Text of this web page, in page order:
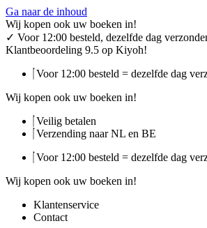
Ga naar de inhoud
Wij kopen ook uw boeken in!
✓ Voor 12:00 besteld, dezelfde dag
Klantbeoordeling 9.5 op Kiyoh!
Voor 12:00 besteld = dezelfde dag
Wij kopen ook uw boeken in!
Veilig betalen
Verzending naar NL en BE
Voor 12:00 besteld = dezelfde dag
Wij kopen ook uw boeken in!
Klantenservice
Contact